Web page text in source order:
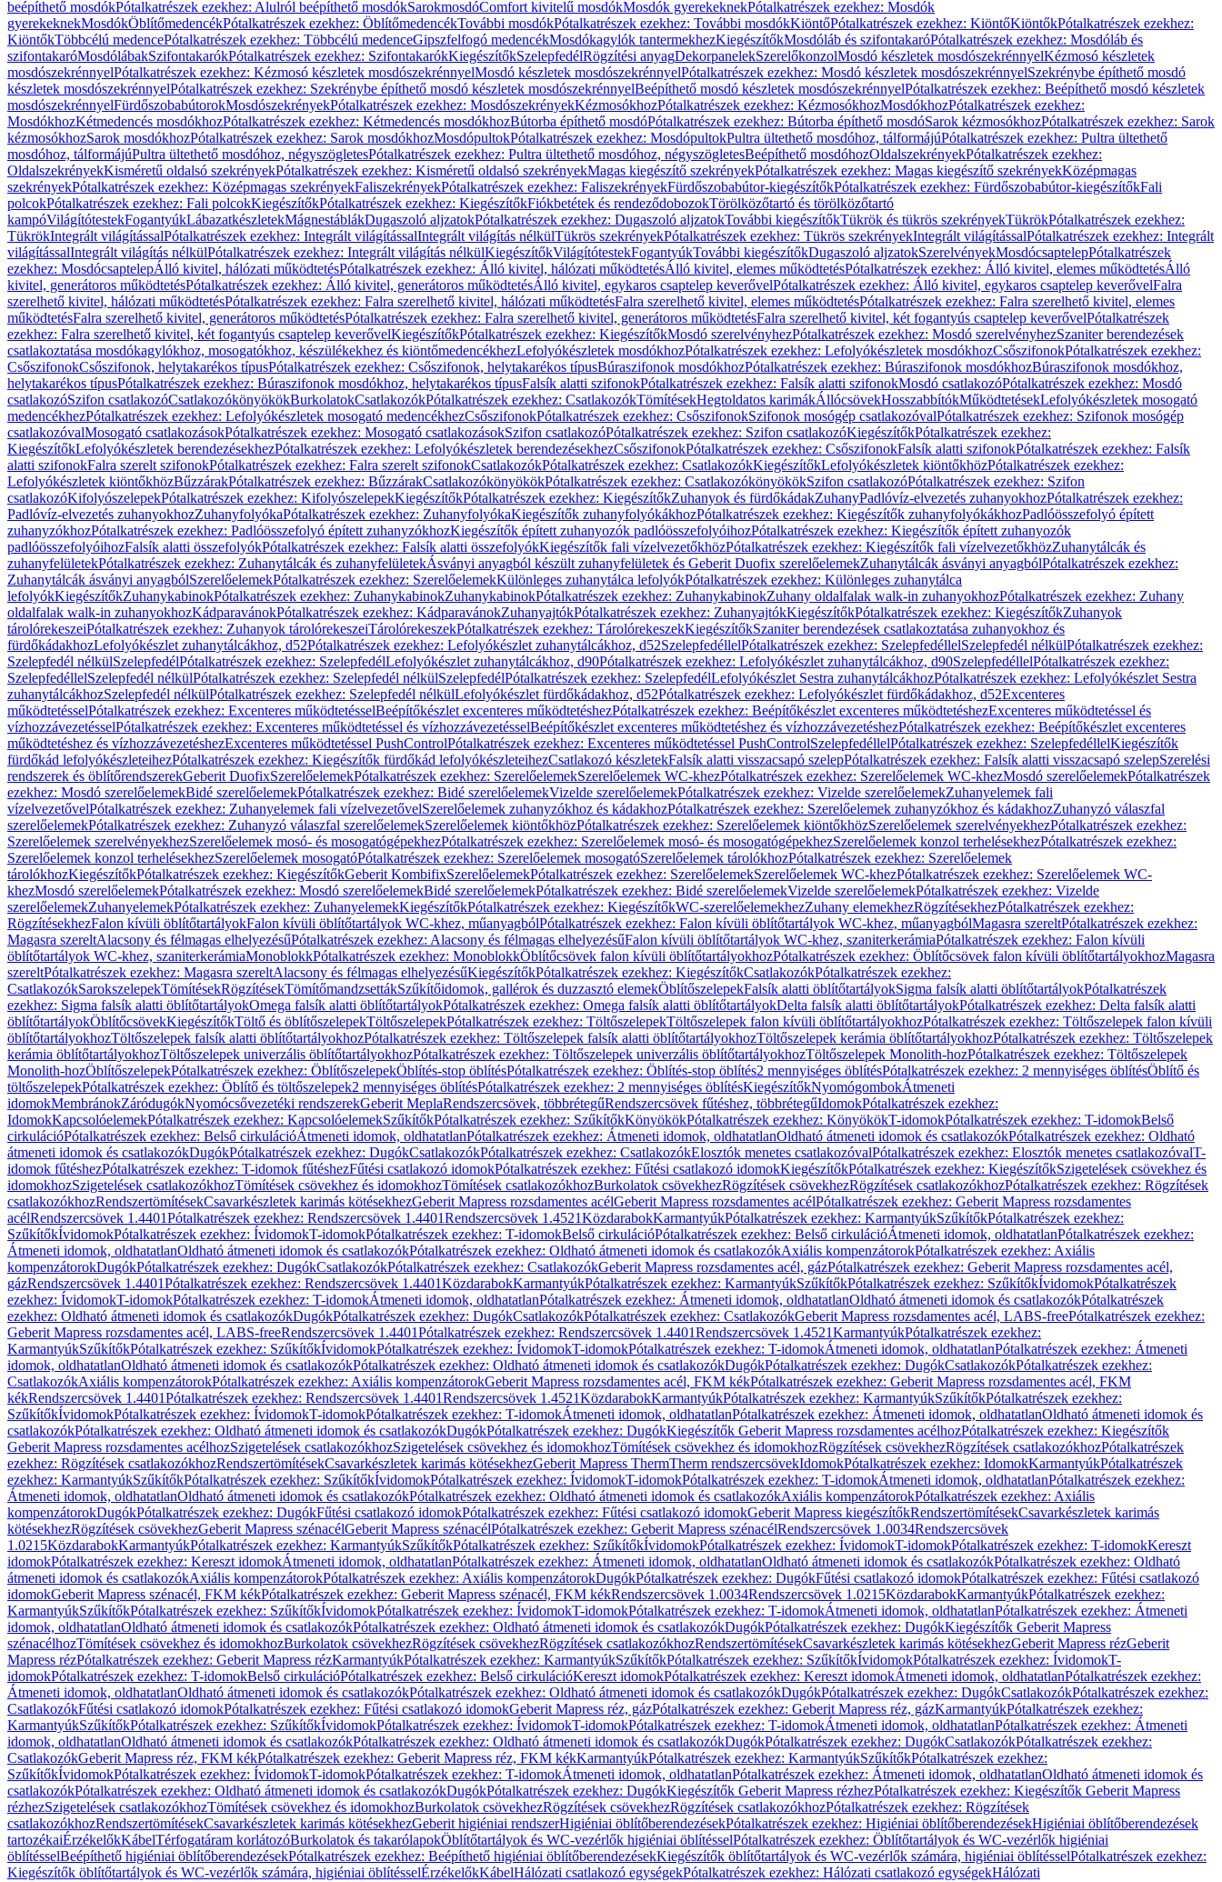
beépíthető mosdókPótalkatrészek ezekhez: Alulról beépíthető mosdókSarokmosdóComfort kivitelű mosdókMosdók gyerekeknekPótalkatrészek ezekhez: Mosdók
gyerekeknekMosdókÖblítőmedencékPótalkatrészek ezekhez: ÖblítőmedencékTovábbi mosdókPótalkatrészek ezekhez: További mosdókKiöntőPótalkatrészek ezekhez: KiöntőKiöntőkPótalkatrészek ezekhez:
KiöntőkTöbbcélú medencePótalkatrészek ezekhez: Többcélú medenceGipszfelfogó medencékMosdókagylók tantermekhezKiegészítőkMosdóláb és szifontakaróPótalkatrészek ezekhez: Mosdóláb és
szifontakaróMosdólábakSzifontakarókPótalkatrészek ezekhez: SzifontakarókKiegészítőkSzelepfedélRögzítési anyagDekorpanelekSzerelőkonzolMosdó készletek mosdószekrénnyelKézmosó készletek
mosdószekrénnyelPótalkatrészek ezekhez: Kézmosó készletek mosdószekrénnyelMosdó készletek mosdószekrénnyelPótalkatrészek ezekhez: Mosdó készletek mosdószekrénnyelSzekrénybe építhető mosdó
készletek mosdószekrénnyelPótalkatrészek ezekhez: Szekrénybe építhető mosdó készletek mosdószekrénnyelBeépíthető mosdó készletek mosdószekrénnyelPótalkatrészek ezekhez: Beépíthető mosdó készletek
mosdószekrénnyelFürdőszobabútorokMosdószekrényekPótalkatrészek ezekhez: MosdószekrényekKézmosókhozPótalkatrészek ezekhez: KézmosókhozMosdókhozPótalkatrészek ezekhez:
MosdókhozKétmedencés mosdókhozPótalkatrészek ezekhez: Kétmedencés mosdókhozBútorba építhető mosdóPótalkatrészek ezekhez: Bútorba építhető mosdóSarok kézmosókhozPótalkatrészek ezekhez: Sarok
kézmosókhozSarok mosdókhozPótalkatrészek ezekhez: Sarok mosdókhozMosdópultokPótalkatrészek ezekhez: MosdópultokPultra ültethető mosdóhoz, tálformájúPótalkatrészek ezekhez: Pultra ültethető
mosdóhoz, tálformájúPultra ültethető mosdóhoz, négyszögletesPótalkatrészek ezekhez: Pultra ültethető mosdóhoz, négyszögletesBeépíthető mosdóhozOldalszekrényekPótalkatrészek ezekhez:
OldalszekrényekKisméretű oldalsó szekrényekPótalkatrészek ezekhez: Kisméretű oldalsó szekrényekMagas kiegészítő szekrényekPótalkatrészek ezekhez: Magas kiegészítő szekrényekKözépmagas
szekrényekPótalkatrészek ezekhez: Középmagas szekrényekFaliszekrényekPótalkatrészek ezekhez: FaliszekrényekFürdőszobabútor-kiegészítőkPótalkatrészek ezekhez: Fürdőszobabútor-kiegészítőkFali
polcokPótalkatrészek ezekhez: Fali polcokKiegészítőkPótalkatrészek ezekhez: KiegészítőkFiókbetétek és rendeződobozokTörölközőtartó és törölközőtartó
kampóVilágítótestekFogantyúkLábazatkészletekMágnestáblákDugaszoló aljzatokPótalkatrészek ezekhez: Dugaszoló aljzatokTovábbi kiegészítőkTükrök és tükrös szekrényekTükrökPótalkatrészek ezekhez:
TükrökIntegrált világítássalPótalkatrészek ezekhez: Integrált világítássalIntegrált világítás nélkülTükrös szekrényekPótalkatrészek ezekhez: Tükrös szekrényekIntegrált világítássalPótalkatrészek ezekhez: Integrált
világítássalIntegrált világítás nélkülPótalkatrészek ezekhez: Integrált világítás nélkülKiegészítőkVilágítótestekFogantyúkTovábbi kiegészítőkDugaszoló aljzatokSzerelvényekMosdócsaptelepPótalkatrészek
ezekhez: MosdócsaptelepÁlló kivitel, hálózati működtetésPótalkatrészek ezekhez: Álló kivitel, hálózati működtetésÁlló kivitel, elemes működtetésPótalkatrészek ezekhez: Álló kivitel, elemes működtetésÁlló
kivitel, generátoros működtetésPótalkatrészek ezekhez: Álló kivitel, generátoros működtetésÁlló kivitel, egykaros csaptelep keverővelPótalkatrészek ezekhez: Álló kivitel, egykaros csaptelep keverővelFalra
szerelhető kivitel, hálózati működtetésPótalkatrészek ezekhez: Falra szerelhető kivitel, hálózati működtetésFalra szerelhető kivitel, elemes működtetésPótalkatrészek ezekhez: Falra szerelhető kivitel, elemes
működtetésFalra szerelhető kivitel, generátoros működtetésPótalkatrészek ezekhez: Falra szerelhető kivitel, generátoros működtetésFalra szerelhető kivitel, két fogantyús csaptelep keverővelPótalkatrészek
ezekhez: Falra szerelhető kivitel, két fogantyús csaptelep keverővelKiegészítőkPótalkatrészek ezekhez: KiegészítőkMosdó szerelvényhezPótalkatrészek ezekhez: Mosdó szerelvényhezSzaniter berendezések
csatlakoztatása mosdókagylókhoz, mosogatókhoz, készülékekhez és kiöntőmedencékhezLefolyókészletek mosdókhozPótalkatrészek ezekhez: Lefolyókészletek mosdókhozCsőszifonokPótalkatrészek ezekhez:
CsőszifonokCsőszifonok, helytakarékos típusPótalkatrészek ezekhez: Csőszifonok, helytakarékos típusBúraszifonok mosdókhozPótalkatrészek ezekhez: Búraszifonok mosdókhozBúraszifonok mosdókhoz,
helytakarékos típusPótalkatrészek ezekhez: Búraszifonok mosdókhoz, helytakarékos típusFalsík alatti szifonokPótalkatrészek ezekhez: Falsík alatti szifonokMosdó csatlakozóPótalkatrészek ezekhez: Mosdó
csatlakozóSzifon csatlakozóCsatlakozókönyökökBurkolatokCsatlakozókPótalkatrészek ezekhez: CsatlakozókTömítésekHegtoldatos karimákÁllócsövekHosszabbítókMűködtetésekLefolyókészletek mosogató
medencékhezPótalkatrészek ezekhez: Lefolyókészletek mosogató medencékhezCsőszifonokPótalkatrészek ezekhez: CsőszifonokSzifonok mosógép csatlakozóvalPótalkatrészek ezekhez: Szifonok mosógép
csatlakozóvalMosogató csatlakozásokPótalkatrészek ezekhez: Mosogató csatlakozásokSzifon csatlakozóPótalkatrészek ezekhez: Szifon csatlakozóKiegészítőkPótalkatrészek ezekhez:
KiegészítőkLefolyókészletek berendezésekhezPótalkatrészek ezekhez: Lefolyókészletek berendezésekhezCsőszifonokPótalkatrészek ezekhez: CsőszifonokFalsík alatti szifonokPótalkatrészek ezekhez: Falsík
alatti szifonokFalra szerelt szifonokPótalkatrészek ezekhez: Falra szerelt szifonokCsatlakozókPótalkatrészek ezekhez: CsatlakozókKiegészítőkLefolyókészletek kiöntőkhözPótalkatrészek ezekhez:
Lefolyókészletek kiöntőkhözBűzzárakPótalkatrészek ezekhez: BűzzárakCsatlakozókönyökökPótalkatrészek ezekhez: CsatlakozókönyökökSzifon csatlakozóPótalkatrészek ezekhez: Szifon
csatlakozóKifolyószelepekPótalkatrészek ezekhez: KifolyószelepekKiegészítőkPótalkatrészek ezekhez: KiegészítőkZuhanyok és fürdőkádakZuhanyPadlóvíz-elvezetés zuhanyokhozPótalkatrészek ezekhez:
Padlóvíz-elvezetés zuhanyokhozZuhanyfolyókaPótalkatrészek ezekhez: ZuhanyfolyókaKiegészítők zuhanyfolyókákhozPótalkatrészek ezekhez: Kiegészítők zuhanyfolyókákhozPadlóösszefolyó épített
zuhanyzókhozPótalkatrészek ezekhez: Padlóösszefolyó épített zuhanyzókhozKiegészítők épített zuhanyozók padlóösszefolyóihozPótalkatrészek ezekhez: Kiegészítők épített zuhanyozók
padlóösszefolyóihozFalsík alatti összefolyókPótalkatrészek ezekhez: Falsík alatti összefolyókKiegészítők fali vízelvezetőkhözPótalkatrészek ezekhez: Kiegészítők fali vízelvezetőkhözZuhanytálcák és
zuhanyfelületekPótalkatrészek ezekhez: Zuhanytálcák és zuhanyfelületekÁsványi anyagból készült zuhanyfelületek és Geberit Duofix szerelőelemekZuhanytálcák ásványi anyagbólPótalkatrészek ezekhez:
Zuhanytálcák ásványi anyagbólSzerelőelemekPótalkatrészek ezekhez: SzerelőelemekKülönleges zuhanytálca lefolyókPótalkatrészek ezekhez: Különleges zuhanytálca
lefolyókKiegészítőkZuhanykabinokPótalkatrészek ezekhez: ZuhanykabinokZuhanykabinokPótalkatrészek ezekhez: ZuhanykabinokZuhany oldalfalak walk-in zuhanyokhozPótalkatrészek ezekhez: Zuhany
oldalfalak walk-in zuhanyokhozKádparavánokPótalkatrészek ezekhez: KádparavánokZuhanyajtókPótalkatrészek ezekhez: ZuhanyajtókKiegészítőkPótalkatrészek ezekhez: KiegészítőkZuhanyok
tárolórekeszeiPótalkatrészek ezekhez: Zuhanyok tárolórekeszeiTárolórekeszekPótalkatrészek ezekhez: TárolórekeszekKiegészítőkSzaniter berendezések csatlakoztatása zuhanyokhoz és
fürdőkádakhozLefolyókészlet zuhanytálcákhoz, d52Pótalkatrészek ezekhez: Lefolyókészlet zuhanytálcákhoz, d52SzelepfedéllelPótalkatrészek ezekhez: SzelepfedéllelSzelepfedél nélkülPótalkatrészek ezekhez:
Szelepfedél nélkülSzelepfedélPótalkatrészek ezekhez: SzelepfedélLefolyókészlet zuhanytálcákhoz, d90Pótalkatrészek ezekhez: Lefolyókészlet zuhanytálcákhoz, d90SzelepfedéllelPótalkatrészek ezekhez:
SzelepfedéllelSzelepfedél nélkülPótalkatrészek ezekhez: Szelepfedél nélkülSzelepfedélPótalkatrészek ezekhez: SzelepfedélLefolyókészlet Sestra zuhanytálcákhozPótalkatrészek ezekhez: Lefolyókészlet Sestra
zuhanytálcákhozSzelepfedél nélkülPótalkatrészek ezekhez: Szelepfedél nélkülLefolyókészlet fürdőkádakhoz, d52Pótalkatrészek ezekhez: Lefolyókészlet fürdőkádakhoz, d52Excenteres
működtetésselPótalkatrészek ezekhez: Excenteres működtetésselBeépítőkészlet excenteres működtetéshezPótalkatrészek ezekhez: Beépítőkészlet excenteres működtetéshezExcenteres működtetéssel és
vízhozzávezetésselPótalkatrészek ezekhez: Excenteres működtetéssel és vízhozzávezetésselBeépítőkészlet excenteres működtetéshez és vízhozzávezetéshezPótalkatrészek ezekhez: Beépítőkészlet excenteres
működtetéshez és vízhozzávezetéshezExcenteres működtetéssel PushControlPótalkatrészek ezekhez: Excenteres működtetéssel PushControlSzelepfedéllelPótalkatrészek ezekhez: SzelepfedéllelKiegészítők
fürdőkád lefolyókészleteihezPótalkatrészek ezekhez: Kiegészítők fürdőkád lefolyókészleteihezCsatlakozó készletekFalsík alatti visszacsapó szelepPótalkatrészek ezekhez: Falsík alatti visszacsapó szelepSzerelési
rendszerek és öblítőrendszerekGeberit DuofixSzerelőelemekPótalkatrészek ezekhez: SzerelőelemekSzerelőelemek WC-khezPótalkatrészek ezekhez: Szerelőelemek WC-khezMosdó szerelőelemekPótalkatrészek
ezekhez: Mosdó szerelőelemekBidé szerelőelemekPótalkatrészek ezekhez: Bidé szerelőelemekVizelde szerelőelemekPótalkatrészek ezekhez: Vizelde szerelőelemekZuhanyelemek fali
vízelvezetővelPótalkatrészek ezekhez: Zuhanyelemek fali vízelvezetővelSzerelőelemek zuhanyzókhoz és kádakhozPótalkatrészek ezekhez: Szerelőelemek zuhanyzókhoz és kádakhozZuhanyzó válaszfal
szerelőelemekPótalkatrészek ezekhez: Zuhanyzó válaszfal szerelőelemekSzerelőelemek kiöntőkhözPótalkatrészek ezekhez: Szerelőelemek kiöntőkhözSzerelőelemek szerelvényekhezPótalkatrészek ezekhez:
Szerelőelemek szerelvényekhezSzerelőelemek mosó- és mosogatógépekhezPótalkatrészek ezekhez: Szerelőelemek mosó- és mosogatógépekhezSzerelőelemek konzol terhelésekhezPótalkatrészek ezekhez:
Szerelőelemek konzol terhelésekhezSzerelőelemek mosogatóPótalkatrészek ezekhez: Szerelőelemek mosogatóSzerelőelemek tárolókhozPótalkatrészek ezekhez: Szerelőelemek
tárolókhozKiegészítőkPótalkatrészek ezekhez: KiegészítőkGeberit KombifixSzerelőelemekPótalkatrészek ezekhez: SzerelőelemekSzerelőelemek WC-khezPótalkatrészek ezekhez: Szerelőelemek WC-
khezMosdó szerelőelemekPótalkatrészek ezekhez: Mosdó szerelőelemekBidé szerelőelemekPótalkatrészek ezekhez: Bidé szerelőelemekVizelde szerelőelemekPótalkatrészek ezekhez: Vizelde
szerelőelemekZuhanyelemekPótalkatrészek ezekhez: ZuhanyelemekKiegészítőkPótalkatrészek ezekhez: KiegészítőkWC-szerelőelemekhezZuhany elemekhezRögzítésekhezPótalkatrészek ezekhez:
RögzítésekhezFalon kívüli öblítőtartályokFalon kívüli öblítőtartályok WC-khez, műanyagbólPótalkatrészek ezekhez: Falon kívüli öblítőtartályok WC-khez, műanyagbólMagasra szereltPótalkatrészek ezekhez:
Magasra szereltAlacsony és félmagas elhelyezésűPótalkatrészek ezekhez: Alacsony és félmagas elhelyezésűFalon kívüli öblítőtartályok WC-khez, szaniterkerámiaPótalkatrészek ezekhez: Falon kívüli
öblítőtartályok WC-khez, szaniterkerámiaMonoblokkPótalkatrészek ezekhez: MonoblokkÖblítőcsövek falon kívüli öblítőtartályokhozPótalkatrészek ezekhez: Öblítőcsövek falon kívüli öblítőtartályokhozMagasra
szereltPótalkatrészek ezekhez: Magasra szereltAlacsony és félmagas elhelyezésűKiegészítőkPótalkatrészek ezekhez: KiegészítőkCsatlakozókPótalkatrészek ezekhez:
CsatlakozókSarokszelepekTömítésekRögzítésekTömítőmandzsettákSzűkítőidomok, gallérok és duzzasztó elemekÖblítőszelepekFalsík alatti öblítőtartályokSigma falsík alatti öblítőtartályokPótalkatrészek
ezekhez: Sigma falsík alatti öblítőtartályokOmega falsík alatti öblítőtartályokPótalkatrészek ezekhez: Omega falsík alatti öblítőtartályokDelta falsík alatti öblítőtartályokPótalkatrészek ezekhez: Delta falsík alatti
öblítőtartályokÖblítőcsövekKiegészítőkTöltő és öblítőszelepekTöltőszelepekPótalkatrészek ezekhez: TöltőszelepekTöltőszelepek falon kívüli öblítőtartályokhozPótalkatrészek ezekhez: Töltőszelepek falon kívüli
öblítőtartályokhozTöltőszelepek falsík alatti öblítőtartályokhozPótalkatrészek ezekhez: Töltőszelepek falsík alatti öblítőtartályokhozTöltőszelepek kerámia öblítőtartályokhozPótalkatrészek ezekhez: Töltőszelepek
kerámia öblítőtartályokhozTöltőszelepek univerzális öblítőtartályokhozPótalkatrészek ezekhez: Töltőszelepek univerzális öblítőtartályokhozTöltőszelepek Monolith-hozPótalkatrészek ezekhez: Töltőszelepek
Monolith-hozÖblítőszelepekPótalkatrészek ezekhez: ÖblítőszelepekÖblítés-stop öblítésPótalkatrészek ezekhez: Öblítés-stop öblítés2 mennyiséges öblítésPótalkatrészek ezekhez: 2 mennyiséges öblítésÖblítő és
töltőszelepekPótalkatrészek ezekhez: Öblítő és töltőszelepek2 mennyiséges öblítésPótalkatrészek ezekhez: 2 mennyiséges öblítésKiegészítőkNyomógombokÁtmeneti
idomokMembránokZáródugókNyomócsővezetéki rendszerekGeberit MeplaRendszercsövek, többrétegűRendszercsövek fűtéshez, többrétegűIdomokPótalkatrészek ezekhez:
IdomokKapcsolóelemekPótalkatrészek ezekhez: KapcsolóelemekSzűkítőkPótalkatrészek ezekhez: SzűkítőkKönyökökPótalkatrészek ezekhez: KönyökökT-idomokPótalkatrészek ezekhez: T-idomokBelső
cirkulációPótalkatrészek ezekhez: Belső cirkulációÁtmeneti idomok, oldhatatlanPótalkatrészek ezekhez: Átmeneti idomok, oldhatatlanOldható átmeneti idomok és csatlakozókPótalkatrészek ezekhez: Oldható
átmeneti idomok és csatlakozókDugókPótalkatrészek ezekhez: DugókCsatlakozókPótalkatrészek ezekhez: CsatlakozókElosztók menetes csatlakozóvalPótalkatrészek ezekhez: Elosztók menetes csatlakozóvalT-
idomok fűtéshezPótalkatrészek ezekhez: T-idomok fűtéshezFűtési csatlakozó idomokPótalkatrészek ezekhez: Fűtési csatlakozó idomokKiegészítőkPótalkatrészek ezekhez: KiegészítőkSzigetelések csövekhez és
idomokhozSzigetelések csatlakozókhozTömítések csövekhez és idomokhozTömítések csatlakozókhozBurkolatok csövekhezRögzítések csövekhezRögzítések csatlakozókhozPótalkatrészek ezekhez: Rögzítések
csatlakozókhozRendszertömítésekCsavarkészletek karimás kötésekhezGeberit Mapress rozsdamentes acélGeberit Mapress rozsdamentes acélPótalkatrészek ezekhez: Geberit Mapress rozsdamentes
acélRendszercsövek 1.4401Pótalkatrészek ezekhez: Rendszercsövek 1.4401Rendszercsövek 1.4521KözdarabokKarmantyúkPótalkatrészek ezekhez: KarmantyúkSzűkítőkPótalkatrészek ezekhez:
SzűkítőkÍvidomokPótalkatrészek ezekhez: ÍvidomokT-idomokPótalkatrészek ezekhez: T-idomokBelső cirkulációPótalkatrészek ezekhez: Belső cirkulációÁtmeneti idomok, oldhatatlanPótalkatrészek ezekhez:
Átmeneti idomok, oldhatatlanOldható átmeneti idomok és csatlakozókPótalkatrészek ezekhez: Oldható átmeneti idomok és csatlakozókAxiális kompenzátorokPótalkatrészek ezekhez: Axiális
kompenzátorokDugókPótalkatrészek ezekhez: DugókCsatlakozókPótalkatrészek ezekhez: CsatlakozókGeberit Mapress rozsdamentes acél, gázPótalkatrészek ezekhez: Geberit Mapress rozsdamentes acél,
gázRendszercsövek 1.4401Pótalkatrészek ezekhez: Rendszercsövek 1.4401KözdarabokKarmantyúkPótalkatrészek ezekhez: KarmantyúkSzűkítőkPótalkatrészek ezekhez: SzűkítőkÍvidomokPótalkatrészek
ezekhez: ÍvidomokT-idomokPótalkatrészek ezekhez: T-idomokÁtmeneti idomok, oldhatatlanPótalkatrészek ezekhez: Átmeneti idomok, oldhatatlanOldható átmeneti idomok és csatlakozókPótalkatrészek
ezekhez: Oldható átmeneti idomok és csatlakozókDugókPótalkatrészek ezekhez: DugókCsatlakozókPótalkatrészek ezekhez: CsatlakozókGeberit Mapress rozsdamentes acél, LABS-freePótalkatrészek ezekhez:
Geberit Mapress rozsdamentes acél, LABS-freeRendszercsövek 1.4401Pótalkatrészek ezekhez: Rendszercsövek 1.4401Rendszercsövek 1.4521KarmantyúkPótalkatrészek ezekhez:
KarmantyúkSzűkítőkPótalkatrészek ezekhez: SzűkítőkÍvidomokPótalkatrészek ezekhez: ÍvidomokT-idomokPótalkatrészek ezekhez: T-idomokÁtmeneti idomok, oldhatatlanPótalkatrészek ezekhez: Átmeneti
idomok, oldhatatlanOldható átmeneti idomok és csatlakozókPótalkatrészek ezekhez: Oldható átmeneti idomok és csatlakozókDugókPótalkatrészek ezekhez: DugókCsatlakozókPótalkatrészek ezekhez:
CsatlakozókAxiális kompenzátorokPótalkatrészek ezekhez: Axiális kompenzátorokGeberit Mapress rozsdamentes acél, FKM kékPótalkatrészek ezekhez: Geberit Mapress rozsdamentes acél, FKM
kékRendszercsövek 1.4401Pótalkatrészek ezekhez: Rendszercsövek 1.4401Rendszercsövek 1.4521KözdarabokKarmantyúkPótalkatrészek ezekhez: KarmantyúkSzűkítőkPótalkatrészek ezekhez:
SzűkítőkÍvidomokPótalkatrészek ezekhez: ÍvidomokT-idomokPótalkatrészek ezekhez: T-idomokÁtmeneti idomok, oldhatatlanPótalkatrészek ezekhez: Átmeneti idomok, oldhatatlanOldható átmeneti idomok és
csatlakozókPótalkatrészek ezekhez: Oldható átmeneti idomok és csatlakozókDugókPótalkatrészek ezekhez: DugókKiegészítők Geberit Mapress rozsdamentes acélhozPótalkatrészek ezekhez: Kiegészítők
Geberit Mapress rozsdamentes acélhozSzigetelések csatlakozókhozSzigetelések csövekhez és idomokhozTömítések csövekhez és idomokhozRögzítések csövekhezRögzítések csatlakozókhozPótalkatrészek
ezekhez: Rögzítések csatlakozókhozRendszertömítésekCsavarkészletek karimás kötésekhezGeberit Mapress ThermTherm rendszercsövekIdomokPótalkatrészek ezekhez: IdomokKarmantyúkPótalkatrészek
ezekhez: KarmantyúkSzűkítőkPótalkatrészek ezekhez: SzűkítőkÍvidomokPótalkatrészek ezekhez: ÍvidomokT-idomokPótalkatrészek ezekhez: T-idomokÁtmeneti idomok, oldhatatlanPótalkatrészek ezekhez:
Átmeneti idomok, oldhatatlanOldható átmeneti idomok és csatlakozókPótalkatrészek ezekhez: Oldható átmeneti idomok és csatlakozókAxiális kompenzátorokPótalkatrészek ezekhez: Axiális
kompenzátorokDugókPótalkatrészek ezekhez: DugókFűtési csatlakozó idomokPótalkatrészek ezekhez: Fűtési csatlakozó idomokGeberit Mapress kiegészítőkRendszertömítésekCsavarkészletek karimás
kötésekhezRögzítések csövekhezGeberit Mapress szénacélGeberit Mapress szénacélPótalkatrészek ezekhez: Geberit Mapress szénacélRendszercsövek 1.0034Rendszercsövek
1.0215KözdarabokKarmantyúkPótalkatrészek ezekhez: KarmantyúkSzűkítőkPótalkatrészek ezekhez: SzűkítőkÍvidomokPótalkatrészek ezekhez: ÍvidomokT-idomokPótalkatrészek ezekhez: T-idomokKereszt
idomokPótalkatrészek ezekhez: Kereszt idomokÁtmeneti idomok, oldhatatlanPótalkatrészek ezekhez: Átmeneti idomok, oldhatatlanOldható átmeneti idomok és csatlakozókPótalkatrészek ezekhez: Oldható
átmeneti idomok és csatlakozókAxiális kompenzátorokPótalkatrészek ezekhez: Axiális kompenzátorokDugókPótalkatrészek ezekhez: DugókFűtési csatlakozó idomokPótalkatrészek ezekhez: Fűtési csatlakozó
idomokGeberit Mapress szénacél, FKM kékPótalkatrészek ezekhez: Geberit Mapress szénacél, FKM kékRendszercsövek 1.0034Rendszercsövek 1.0215KözdarabokKarmantyúkPótalkatrészek ezekhez:
KarmantyúkSzűkítőkPótalkatrészek ezekhez: SzűkítőkÍvidomokPótalkatrészek ezekhez: ÍvidomokT-idomokPótalkatrészek ezekhez: T-idomokÁtmeneti idomok, oldhatatlanPótalkatrészek ezekhez: Átmeneti
idomok, oldhatatlanOldható átmeneti idomok és csatlakozókPótalkatrészek ezekhez: Oldható átmeneti idomok és csatlakozókDugókPótalkatrészek ezekhez: DugókKiegészítők Geberit Mapress
szénacélhozTömítések csövekhez és idomokhozBurkolatok csövekhezRögzítések csövekhezRögzítések csatlakozókhozRendszertömítésekCsavarkészletek karimás kötésekhezGeberit Mapress rézGeberit
Mapress rézPótalkatrészek ezekhez: Geberit Mapress rézKarmantyúkPótalkatrészek ezekhez: KarmantyúkSzűkítőkPótalkatrészek ezekhez: SzűkítőkÍvidomokPótalkatrészek ezekhez: ÍvidomokT-
idomokPótalkatrészek ezekhez: T-idomokBelső cirkulációPótalkatrészek ezekhez: Belső cirkulációKereszt idomokPótalkatrészek ezekhez: Kereszt idomokÁtmeneti idomok, oldhatatlanPótalkatrészek ezekhez:
Átmeneti idomok, oldhatatlanOldható átmeneti idomok és csatlakozókPótalkatrészek ezekhez: Oldható átmeneti idomok és csatlakozókDugókPótalkatrészek ezekhez: DugókCsatlakozókPótalkatrészek ezekhez:
CsatlakozókFűtési csatlakozó idomokPótalkatrészek ezekhez: Fűtési csatlakozó idomokGeberit Mapress réz, gázPótalkatrészek ezekhez: Geberit Mapress réz, gázKarmantyúkPótalkatrészek ezekhez:
KarmantyúkSzűkítőkPótalkatrészek ezekhez: SzűkítőkÍvidomokPótalkatrészek ezekhez: ÍvidomokT-idomokPótalkatrészek ezekhez: T-idomokÁtmeneti idomok, oldhatatlanPótalkatrészek ezekhez: Átmeneti
idomok, oldhatatlanOldható átmeneti idomok és csatlakozókPótalkatrészek ezekhez: Oldható átmeneti idomok és csatlakozókDugókPótalkatrészek ezekhez: DugókCsatlakozókPótalkatrészek ezekhez:
CsatlakozókGeberit Mapress réz, FKM kékPótalkatrészek ezekhez: Geberit Mapress réz, FKM kékKarmantyúkPótalkatrészek ezekhez: KarmantyúkSzűkítőkPótalkatrészek ezekhez:
SzűkítőkÍvidomokPótalkatrészek ezekhez: ÍvidomokT-idomokPótalkatrészek ezekhez: T-idomokÁtmeneti idomok, oldhatatlanPótalkatrészek ezekhez: Átmeneti idomok, oldhatatlanOldható átmeneti idomok és
csatlakozókPótalkatrészek ezekhez: Oldható átmeneti idomok és csatlakozókDugókPótalkatrészek ezekhez: DugókKiegészítők Geberit Mapress rézhezPótalkatrészek ezekhez: Kiegészítők Geberit Mapress
rézhezSzigetelések csatlakozókhozTömítések csövekhez és idomokhozBurkolatok csövekhezRögzítések csövekhezRögzítések csatlakozókhozPótalkatrészek ezekhez: Rögzítések
csatlakozókhozRendszertömítésekCsavarkészletek karimás kötésekhezGeberit higiéniai rendszerHigiéniai öblítőberendezésekPótalkatrészek ezekhez: Higiéniai öblítőberendezésekHigiéniai öblítőberendezések
tartozékaiÉrzékelőkKábelTérfogatáram korlátozóBurkolatok és takarólapokÖblítőtartályok és WC-vezérlők higiéniai öblítésselPótalkatrészek ezekhez: Öblítőtartályok és WC-vezérlők higiéniai
öblítésselBeépíthető higiéniai öblítőberendezésekPótalkatrészek ezekhez: Beépíthető higiéniai öblítőberendezésekKiegészítők öblítőtartályok és WC-vezérlők számára, higiéniai öblítésselPótalkatrészek ezekhez:
Kiegészítők öblítőtartályok és WC-vezérlők számára, higiéniai öblítésselÉrzékelőkKábelHálózati csatlakozó egységekPótalkatrészek ezekhez: Hálózati csatlakozó egységekHálózati